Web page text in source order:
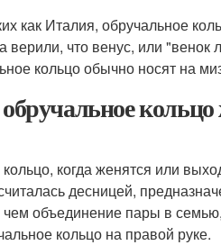
как Италия, обручальное
что венус, или "венок
кольцо обычно носят на
когда женятся или
десницей,
чем объединение пары в
кольцо на правой руке.